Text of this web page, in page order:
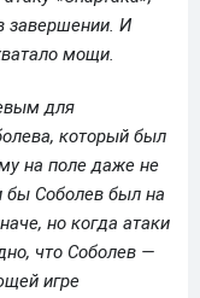
завершении. И
мощи.
для
который был
на поле даже не
бы Соболев был на
но когда атаки
что Соболев —
игре